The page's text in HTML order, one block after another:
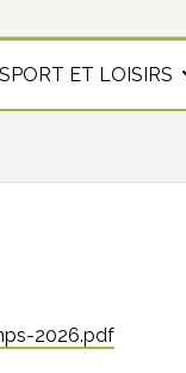
ET LOISIRS
2026.pdf